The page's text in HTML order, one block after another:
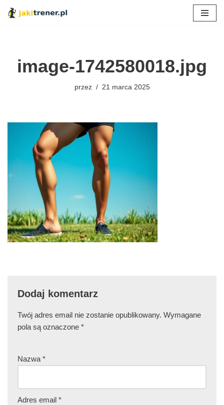
image-1742580018.jpg
przez 21 marca 2025
Dodaj komentarz
Twój adres email nie zostanie opublikowany. Wymagane
pola są oznaczone *
Nazwa *
Adres email *